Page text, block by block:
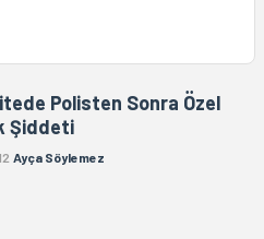
Polisten Sonra Özel
Şiddeti
Ayça Söylemez